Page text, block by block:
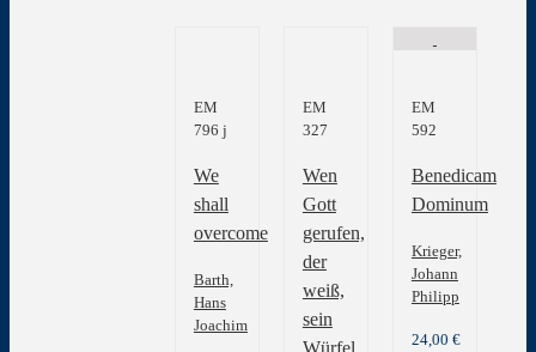
EM
796 j
We
shall
overcome
Barth,
Hans
Joachim
EM
327
Wen
Gott
gerufen,
der
weiß,
sein
Würfel
EM
592
Benedicam
Dominum
Krieger,
Johann
Philipp
24,00 €